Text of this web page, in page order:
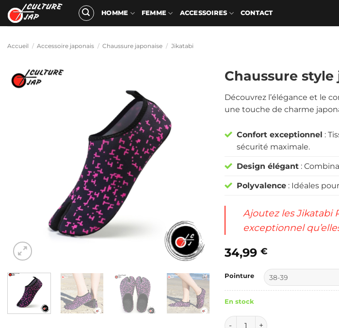
Passer
au
HOMME FEMME ACCESSOIRES CONTACT
Accueil / Accessoire japonais / Chaussure japonaise / Jikatabi
Chaussure
Découvrez l’élégance et le
une touche de charme
Confort exceptionnel :
sécurité maximale.
Design élégant :
Polyvalence : Idéales
Ajoutez les Jikatabi
exceptionnel
34,99 €
Pointure
En stock
quantité de Chaussure style